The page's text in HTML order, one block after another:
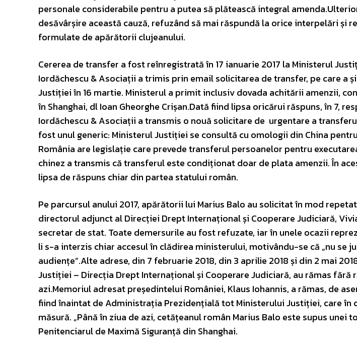
personale considerabile pentru a putea să plătească integral
desăvârșire această cauză, refuzând să mai răspundă la orice interpelări și
formulate de apărătorii clujeanului.
Cererea de transfer a fost reînregistrată în 17 ianuarie 2017 la Ministerul
Iordăchescu & Asociații a trimis prin email solicitarea de transfer, pe care a
Justiției în 16 martie. Ministerul a primit inclusiv dovada achitării amenzii,
în Shanghai, dl Ioan Gheorghe Crișan.Dată fiind lipsa oricărui răspuns, în 7,
Iordăchescu & Asociații a transmis o nouă solicitare de urgentare a
fost unul generic: Ministerul Justiției se consultă cu omologii din China
România are legislație care prevede transferul persoanelor pentru
chinez a transmis că transferul este condiționat doar de plata amenzii. În
lipsa de răspuns chiar din partea statului român.
Pe parcursul anului 2017, apărătorii lui Marius Balo au solicitat în mod
directorul adjunct al Direcției Drept Internațional și Cooperare Judiciară,
secretar de stat. Toate demersurile au fost refuzate, iar în unele ocazii
li s-a interzis chiar accesul în clădirea ministerului, motivându-se că „nu se
audiențe”.Alte adrese, din 7 februarie 2018, din 3 aprilie 2018 și din 2 mai
Justiției – Direcția Drept Internațional și Cooperare Judiciară, au rămas fără
azi.Memoriul adresat președintelui României, Klaus Iohannis, a rămas, de
fiind înaintat de Administrația Prezidențială tot Ministerului Justiției, care în
măsură. „Până în ziua de azi, cetățeanul român Marius Balo este supus unei
Penitenciarul de Maximă Siguranță din Shanghai.